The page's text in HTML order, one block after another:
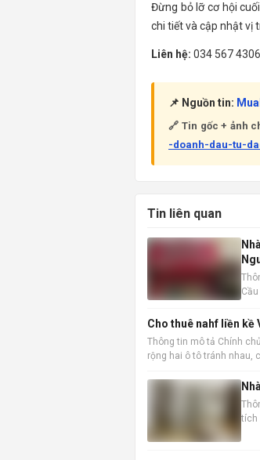
Đừng bỏ lỡ cơ hội
chi tiết và cập nhật vị
Liên hệ: 034 567 4306
📌 Nguồn tin:
🔗 Tin gốc + ảnh
-doanh-dau-tu-
Tin liên quan
Cho thuê nahf liền kề
Thông tin mô tả Chính
rộng hai ô tô tránh nhau,
tích